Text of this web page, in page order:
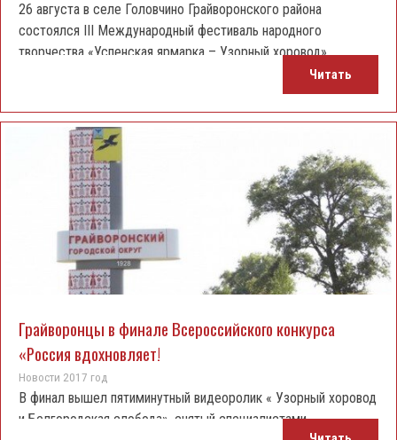
26 августа в селе Головчино Грайворонского района
состоялся III Международный фестиваль народного
творчества «Успенская ярмарка – Узорный хоровод»
Читать
Грайворонцы в финале Всероссийского конкурса
«Россия вдохновляет!
Новости 2017 год
В финал вышел пятиминутный видеоролик « Узорный хоровод
и Белгородская слобода», снятый специалистами